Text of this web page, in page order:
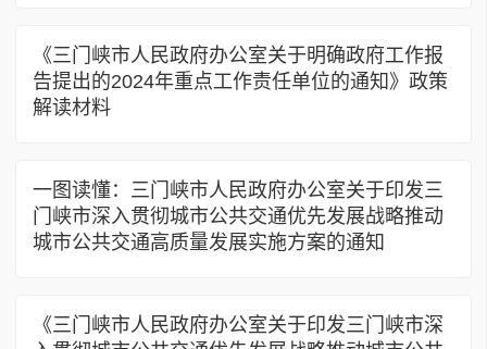
《三门峡市人民政府办公室关于明确政府工作报
告提出的2024年重点工作责任单位的通知》政策
解读材料
一图读懂：三门峡市人民政府办公室关于印发三
门峡市深入贯彻城市公共交通优先发展战略推动
城市公共交通高质量发展实施方案的通知
《三门峡市人民政府办公室关于印发三门峡市深